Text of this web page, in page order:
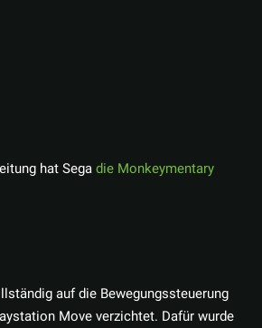
hat Segadie Monkeymentary
auf die Bewegungssteuerung
Move verzichtet. Dafür wurde